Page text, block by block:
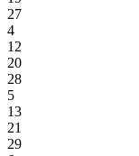
27
4
12
20
28
5
13
21
29